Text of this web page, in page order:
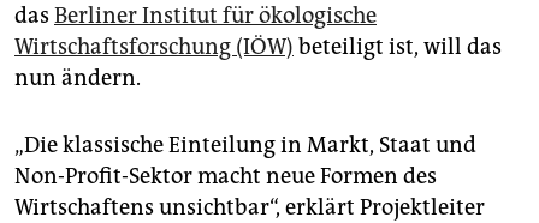
das Berliner Institut für ökologische
Wirtschaftsforschung (IÖW) beteiligt ist, will das
nun ändern.
„Die klassische Einteilung in Markt, Staat und
Non-Profit-Sektor macht neue Formen des
Wirtschaftens unsichtbar“, erklärt Projektleiter